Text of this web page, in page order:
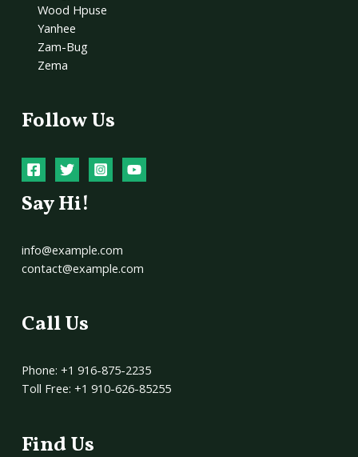
Wood Hpuse
Yanhee
Zam-Bug
Zema
Follow Us
Say Hi!
info@example.com
contact@example.com
Call Us
Phone: +1 916-875-2235
Toll Free: +1 910-626-85255
Find Us